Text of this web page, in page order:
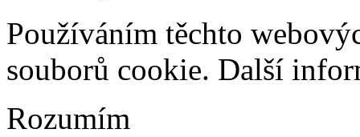
Používáním těchto
souborů cookie. Další
Rozumím